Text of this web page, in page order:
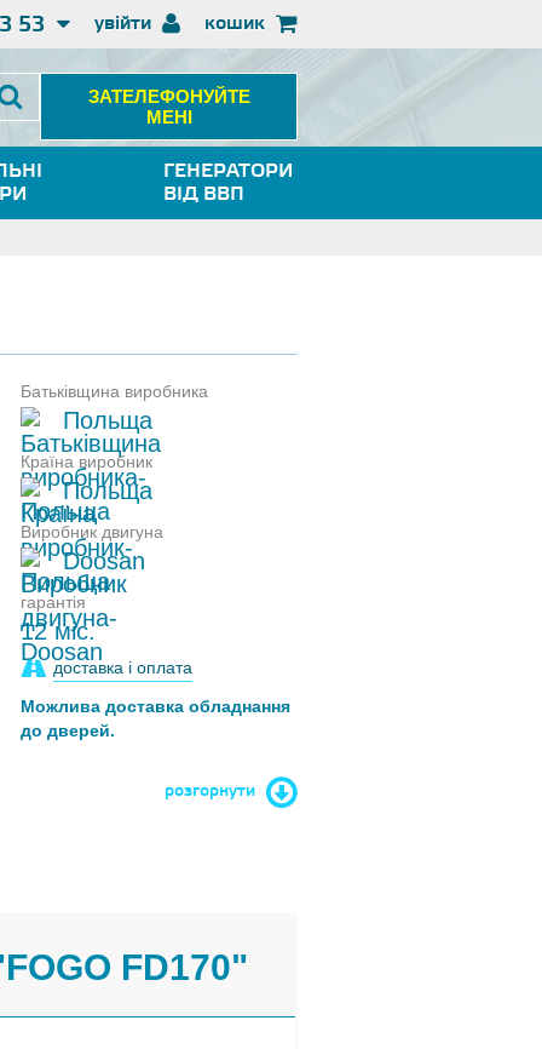
увійти
53 кошик
ЗАТЕЛЕФОНУЙТЕ
МЕНІ
ГЕНЕРАТОРИ
ВІД ВВП
Батьківщина виробника
Польща
Країна виробник
Польща
Виробник двигуна
Doosan
гарантія
12 міс.
доставка і оплата
Можлива доставка обладнання
до дверей.
розгорнути
FD170"